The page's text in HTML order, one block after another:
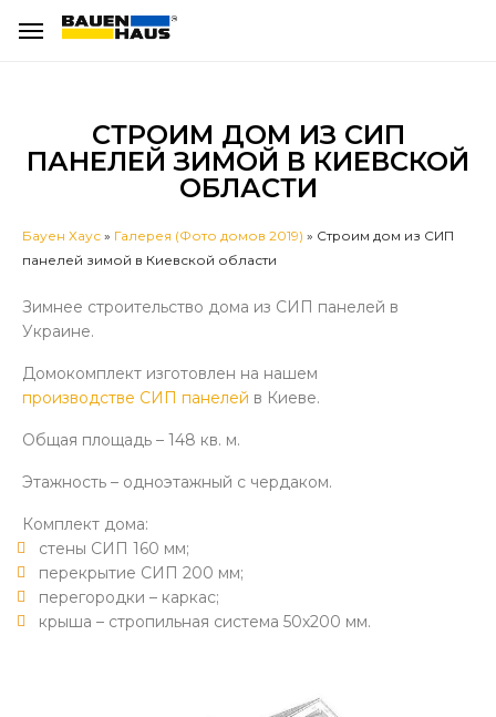
СТРОИМ ДОМ ИЗ СИП
ПАНЕЛЕЙ ЗИМОЙ В КИЕВСКОЙ
ОБЛАСТИ
Бауен Хаус » Галерея (Фото домов 2019) » Строим дом из СИП
панелей зимой в Киевской области
Зимнее строительство дома из СИП панелей в
Украине.
Домокомплект изготовлен на нашем
производстве СИП панелей в Киеве.
Общая площадь – 148 кв. м.
Этажность – одноэтажный с чердаком.
Комплект дома:
стены СИП 160 мм;
перекрытие СИП 200 мм;
перегородки – каркас;
крыша – стропильная система 50х200 мм.